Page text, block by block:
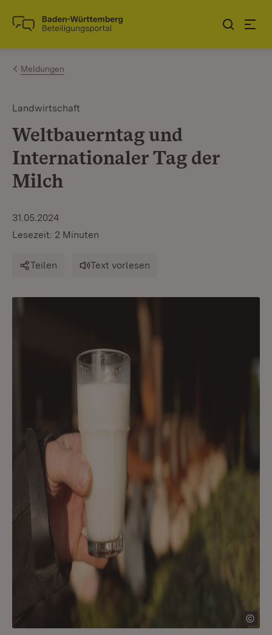
Zum Inhalt springen
Link zur Startseite
Meldungen
Landwirtschaft
Weltbauerntag und
Internationaler Tag der
Milch
31.05.2024
Lesezeit: 2 Minuten
Teilen Text vorlesen